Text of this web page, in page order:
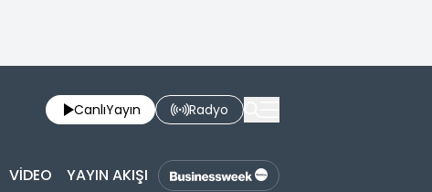
CanlıYayın Radyo
VİDEO YAYIN AKIŞI